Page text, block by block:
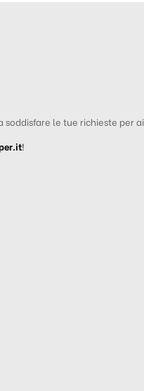
le tue richieste per
!